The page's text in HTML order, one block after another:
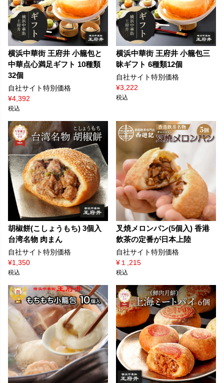
横浜中華街 王府井 小籠包と
中華点心満足ギフト 10種類
32個
自社サイト特別価格
¥4,392
税込
横浜中華街 王府井 小籠包三
昧ギフト 6種類12個
自社サイト特別価格
¥3,222
税込
胡椒餅(こしょうもち) 3個入
台湾名物 肉まん
自社サイト特別価格
¥1,350
税込
叉焼メロンパン(5個入) 香港
飲茶の定番が日本上陸
自社サイト特別価格
¥１,215
税込